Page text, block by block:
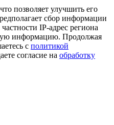
позволяет улучшить его
сбор информации
IP-адрес региона
информацию. Продолжая
с политикой
согласие на обработку